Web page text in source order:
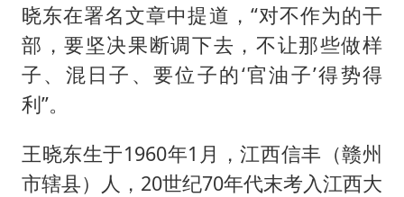
晓东在署名文章中提道，“对不作为的干
部，要坚决果断调下去，不让那些做样
子、混日子、要位子的‘官油子’得势得
利”。
王晓东生于1960年1月，江西信丰（赣州
市辖县）人，20世纪70年代末考入江西大